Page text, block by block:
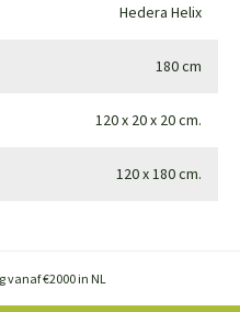
Hedera Helix
180 cm
120 x 20 x 20 cm.
120 x 180 cm.
€2000 in NL